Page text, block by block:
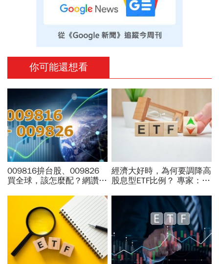
你可能還想看
009816拚台股、009826
買全球，該怎麼配？網讚
海老牛說，這種人不適合
經濟大好時，為何要調降高
股息型ETF比例？ 專家：用